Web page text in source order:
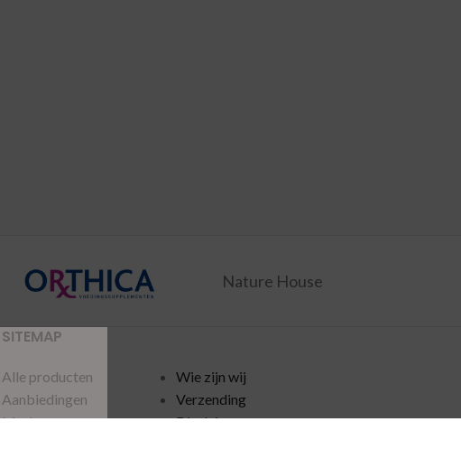
Nature House
SITEMAP
Alle producten
Wie zijn wij
Aanbiedingen
Verzending
Merken
Disclaimer